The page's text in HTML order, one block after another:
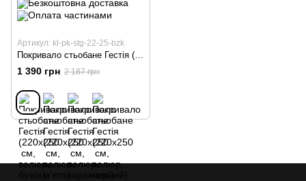
Артикул: kl-pk-stg-22-25-bzk
1 390 грн 2 187 грн